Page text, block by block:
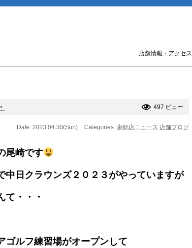
店舗情報・アクセス
497 ビュー
Date: 2023.04.30(Sun) Categories: 東郷店ニュース 店舗ブログ
尾崎です
中日クラウンズ２０２３がやっていますが
て・・・
ゴルフ練習場がオープンして